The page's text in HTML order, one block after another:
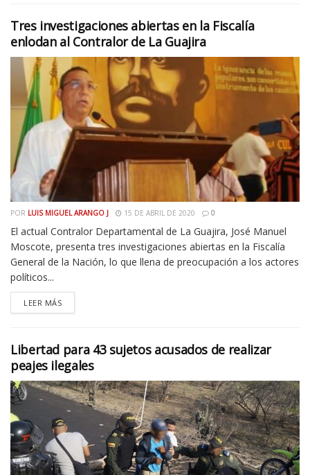
Tres investigaciones abiertas en la Fiscalía
enlodan al Contralor de La Guajira
POR LUIS MIGUEL ARANGO J 15 DE ABRIL DE 2020 0
El actual Contralor Departamental de La Guajira, José Manuel
Moscote, presenta tres investigaciones abiertas en la Fiscalía
General de la Nación, lo que llena de preocupación a los actores
políticos...
LEER MÁS
Libertad para 43 sujetos acusados de realizar
peajes ilegales